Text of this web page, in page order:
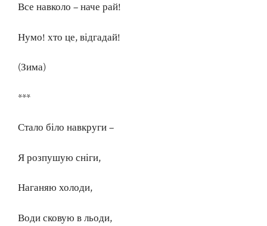
Все навколо – наче рай!
Нумо! хто це, відгадай!
(Зима)
***
Стало біло навкруги –
Я розпушую сніги,
Наганяю холоди,
Води сковую в льоди,